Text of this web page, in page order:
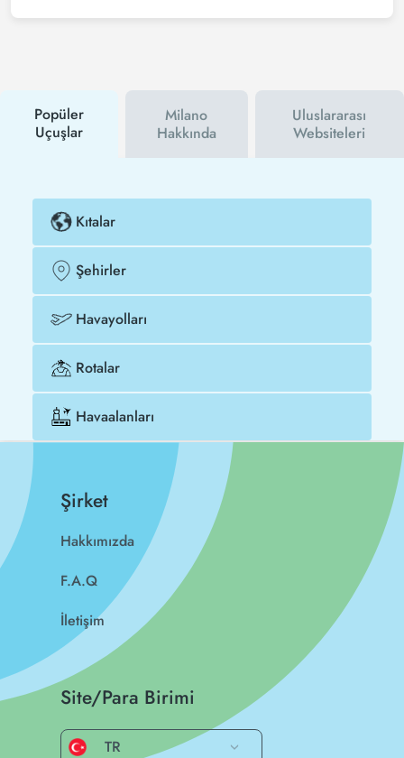
Tezfly haber bültenine üye olabilir veya Tezfly sosyal
satın alabilirsiniz.
Popüler
Uçuşlar
Milano
Hakkında
Uluslararası
Websiteleri
Kıtalar
Şehirler
Havayolları
Rotalar
Havaalanları
Şirket
Hakkımızda
F.A.Q
İletişim
Site/Para Birimi
TR